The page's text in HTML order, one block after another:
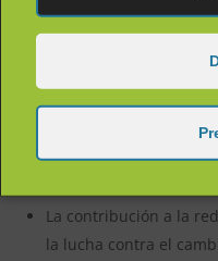
La instalación de
que
El ahorro en la factura
La rentabilidad de la
energética.
La contribución a la
la lucha contra el